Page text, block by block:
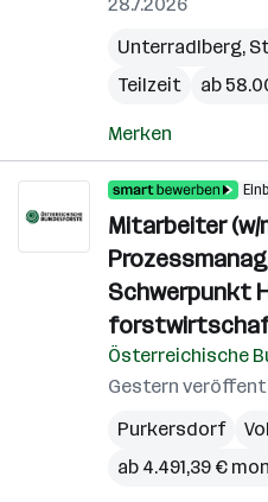
Unterradlberg,
Teilzeit
ab
Merken
Mitarbeiter (w/
Schwerpunkt
Österreichische
Gestern
Purkersdorf
ab 4.491,39 €